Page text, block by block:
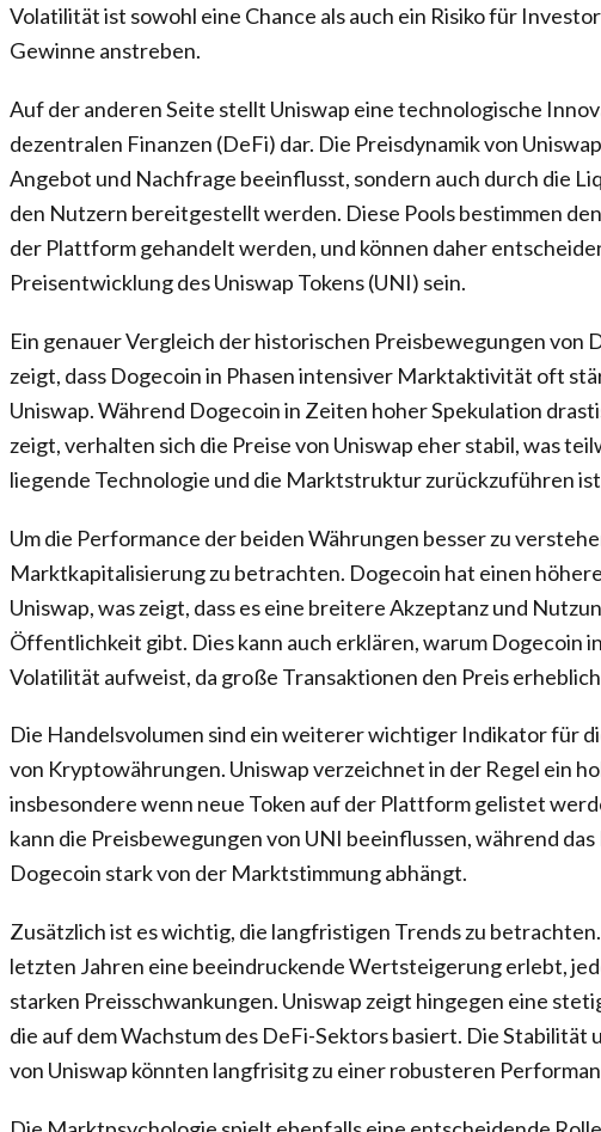
Volatilität ist sowohl eine Chance als auch ein Risiko für
Gewinne anstreben.
Auf der anderen Seite stellt Uniswap eine technologische
dezentralen Finanzen (DeFi) dar. Die Preisdynamik von
Angebot und Nachfrage beeinflusst, sondern auch durch die
den Nutzern bereitgestellt werden. Diese Pools bestimmen
der Plattform gehandelt werden, und können daher
Preisentwicklung des Uniswap Tokens (UNI) sein.
Ein genauer Vergleich der historischen Preisbewegungen von
zeigt, dass Dogecoin in Phasen intensiver Marktaktivität oft
Uniswap. Während Dogecoin in Zeiten hoher Spekulation
zeigt, verhalten sich die Preise von Uniswap eher stabil, was
liegende Technologie und die Marktstruktur zurückzuführen
Um die Performance der beiden Währungen besser zu
Marktkapitalisierung zu betrachten. Dogecoin hat einen
Uniswap, was zeigt, dass es eine breitere Akzeptanz und
Öffentlichkeit gibt. Dies kann auch erklären, warum Dogecoin
Volatilität aufweist, da große Transaktionen den Preis
Die Handelsvolumen sind ein weiterer wichtiger Indikator für
von Kryptowährungen. Uniswap verzeichnet in der Regel ein
insbesondere wenn neue Token auf der Plattform gelistet
kann die Preisbewegungen von UNI beeinflussen, während
Dogecoin stark von der Marktstimmung abhängt.
Zusätzlich ist es wichtig, die langfristigen Trends zu
letzten Jahren eine beeindruckende Wertsteigerung erlebt,
starken Preisschwankungen. Uniswap zeigt hingegen eine
die auf dem Wachstum des DeFi-Sektors basiert. Die Stabilität
von Uniswap könnten langfrisitg zu einer robusteren